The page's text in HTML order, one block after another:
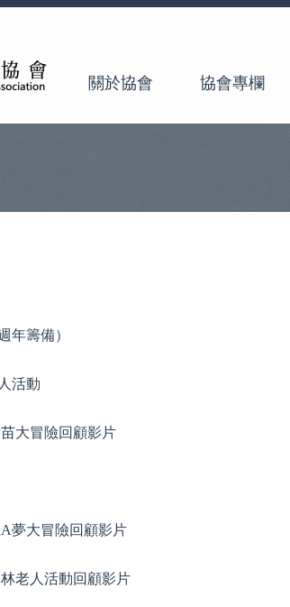
關於協會 協會專欄
年籌備）
活動
大冒險回顧影片
夢大冒險回顧影片
老人活動回顧影片